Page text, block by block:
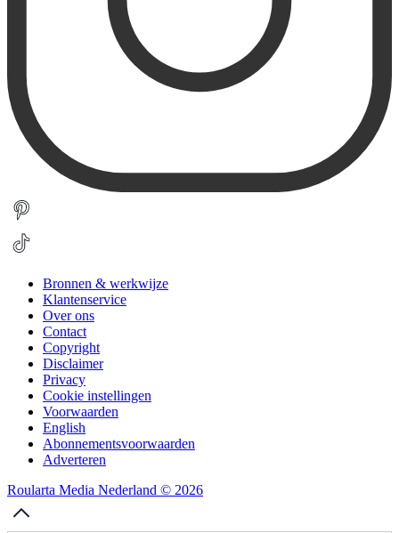
Bronnen & werkwijze
Klantenservice
Over ons
Contact
Copyright
Disclaimer
Privacy
Cookie instellingen
Voorwaarden
English
Abonnementsvoorwaarden
Adverteren
Roularta Media Nederland © 2026